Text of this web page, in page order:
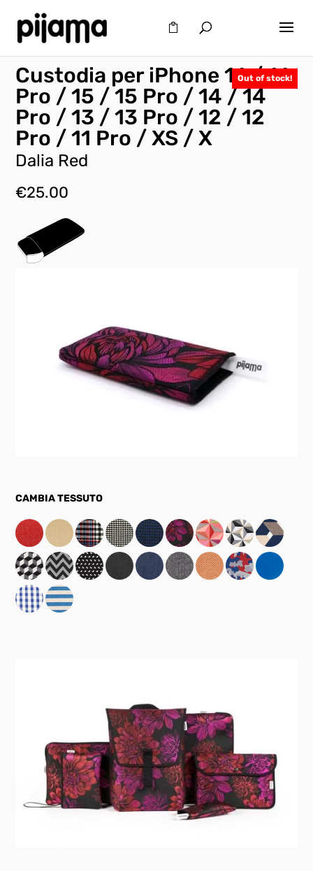
Out of stock!
Custodia per iPhone 16 / 16
Pro / 15 / 15 Pro / 14 / 14
Pro / 13 / 13 Pro / 12 / 12
Pro / 11 Pro / XS / X
Dalia Red
€25.00